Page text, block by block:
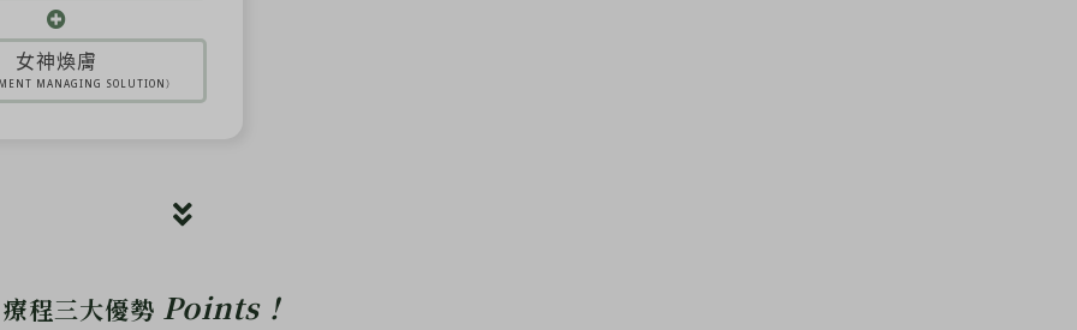
女神煥膚
MANAGING SOLUTION）
療程三大優勢 Points！